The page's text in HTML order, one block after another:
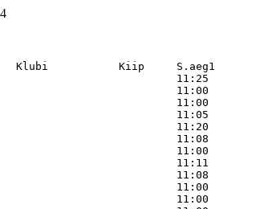
Klubi           Kiip     S.aeg1
11:25
11:00
11:00
11:05
11:20
11:08
11:00
11:11
11:08
11:00
11:00